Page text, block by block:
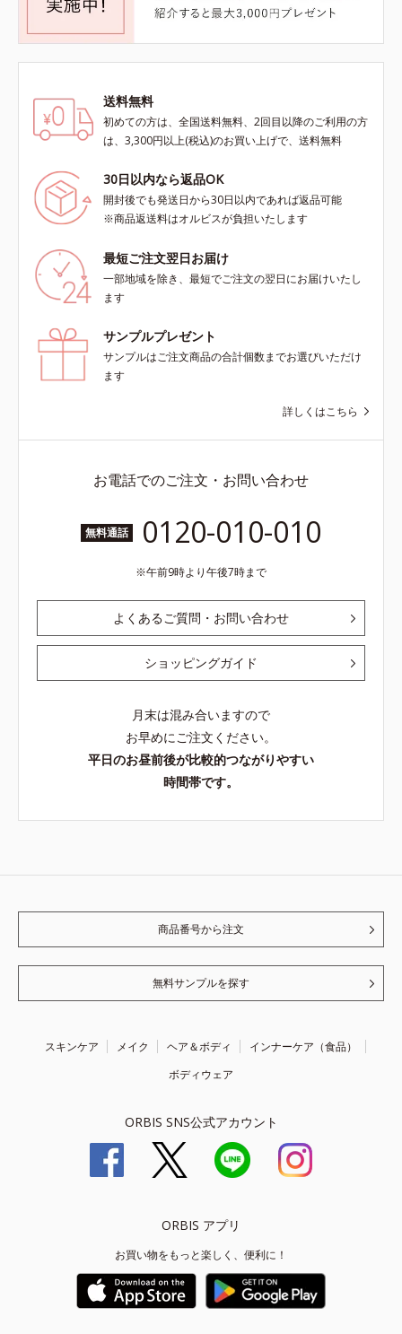
送料無料
初めての方は、全国送料無料、2回目以降のご利用の方
は、3,300円以上(税込)のお買い上げで、送料無料
30日以内なら返品OK
開封後でも発送日から30日以内であれば返品可能
※商品返送料はオルビスが負担いたします
最短ご注文翌日お届け
一部地域を除き、最短でご注文の翌日にお届けいたし
ます
サンプルプレゼント
サンプルはご注文商品の合計個数までお選びいただけ
ます
詳しくはこちら
お電話でのご注文・お問い合わせ
無料通話 0120-010-010
午前9時より午後7時まで
よくあるご質問・お問い合わせ
ショッピングガイド
月末は混み合いますので
お早めにご注文ください。
平日のお昼前後が比較的つながりやすい
時間帯です。
商品番号から注文
無料サンプルを探す
スキンケア メイク ヘア＆ボディ
インナーケア（食品）
ボディウェア
ORBIS SNS公式アカウント
ORBIS アプリ
お買い物をもっと楽しく、便利に！